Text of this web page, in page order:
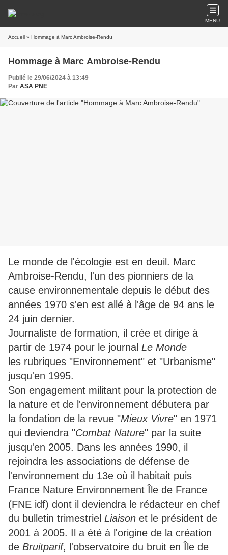
MENU
Accueil » Hommage à Marc Ambroise-Rendu
Hommage à Marc Ambroise-Rendu
Publié le 29/06/2024 à 13:49
Par ASA PNE
Le monde de l'écologie est en deuil. Marc
Ambroise-Rendu, l'un des pionniers de la
cause environnementale depuis le début des
années 1970 s'en est allé à l'âge de 94 ans le
24 juin dernier.
Journaliste de formation, il crée et dirige à
partir de 1974 pour le journal Le Monde
les rubriques "Environnement" et "Urbanisme"
jusqu'en 1995.
Son engagement militant pour la protection de
la nature et de l'environnement débutera par
la fondation de la revue "Mieux Vivre" en 1971
qui deviendra "Combat Nature" par la suite
jusqu'en 2005. Dans les années 1990, il
rejoindra les associations de défense de
l'environnement du 13e où il habitait puis
France Nature Environnement Île de France
(FNE idf) dont il deviendra le rédacteur en chef
du bulletin trimestriel Liaison et le président de
2001 à 2005. Il a été à l'origine de la création
de Bruitparif, l'observatoire du bruit en Île de